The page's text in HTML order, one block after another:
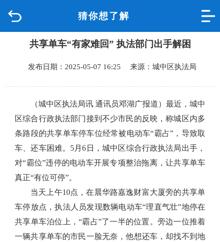
猜你想了解
品质城中
新闻中心
政府信息公开
互动回应
数据专题
共享单车“有家难回” 执法部门出手解困
发布日期：2025-05-07 16:25 来源：城中区执法局
（城中区执法局讯 通讯员邓湖广报道） 最近，城中
区综合行政执法部门接到不少市民的反映，称城区内多
条路段的共享单车停车位经常被电动车“霸占”，导致取
车、还车困难。5月6日，城中区综合行政执法局出手，
对“霸位”违停的电动车开展专项整治拖离，让共享单车
真正“有位可停”。
当天上午10点，在晨华路嘉逸财富大厦旁的共享单
车停放点，执法人员发现数辆电动车“理直气壮”地停在
共享单车泊位上，“霸占”了一半的位置。旁边一位推着
一辆共享单车的市民一脸无奈，他想还车，却找不到地